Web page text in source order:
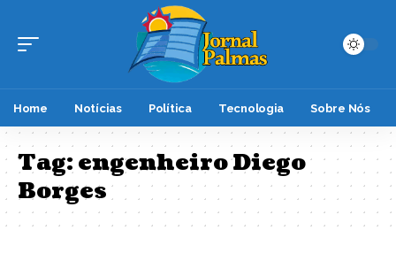
Home Notícias Política Tecnologia Sobre Nós
Tag:engenheiro Diego
Borges